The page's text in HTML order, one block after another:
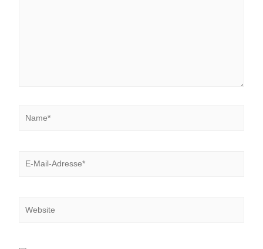
Mail-